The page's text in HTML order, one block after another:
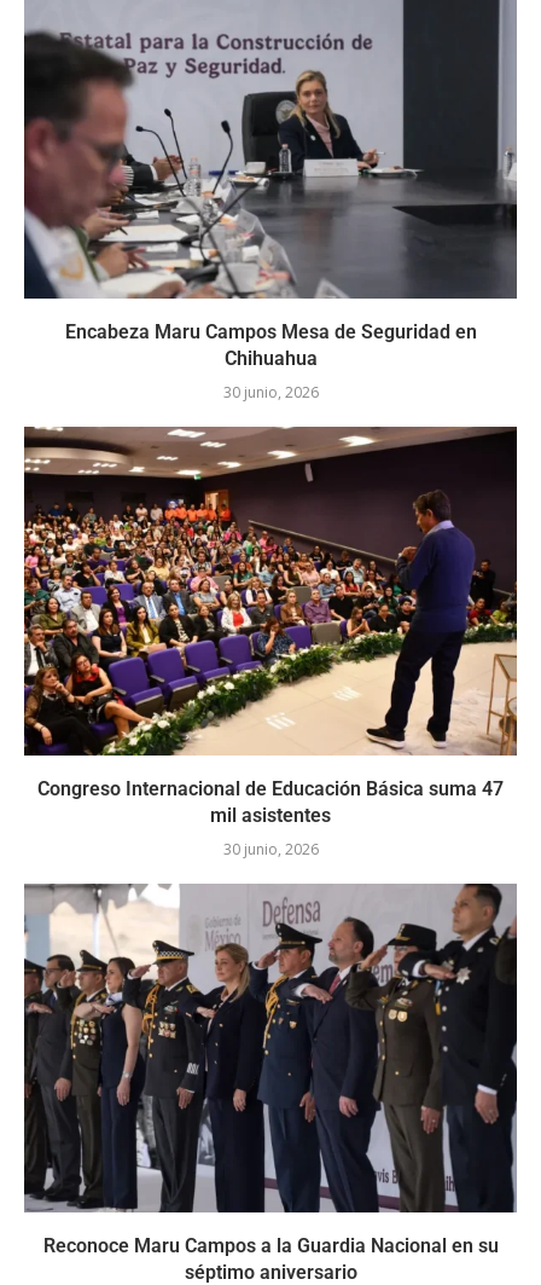
Encabeza Maru Campos Mesa de Seguridad en
Chihuahua
30 junio, 2026
Congreso Internacional de Educación Básica suma 47
mil asistentes
30 junio, 2026
Reconoce Maru Campos a la Guardia Nacional en su
séptimo aniversario